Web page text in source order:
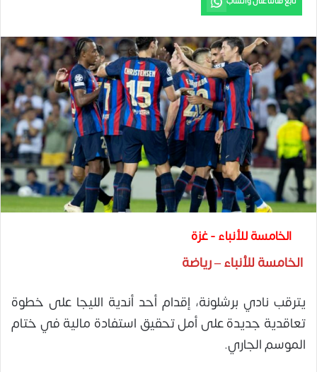
الخامسة للأنباء - غزة
الخامسة للأنباء – رياضة
يترقب نادي برشلونة، إقدام أحد أندية الليجا على خطوة
تعاقدية جديدة على أمل تحقيق استفادة مالية في ختام
الموسم الجاري.